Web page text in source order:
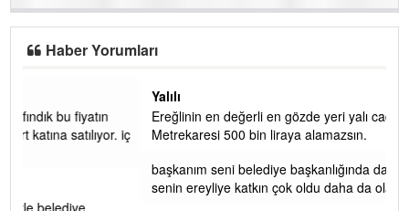
Haber Yorumları
Ereğlinin en değerli en gözde yeri yalı caddesi ve çevresidir.
Metrekaresi 500 bin liraya alamazsın.
başkanım seni belediye başkanlığında da görmek isteriz
senin ereyliye katkın çok oldu daha da olacaktır